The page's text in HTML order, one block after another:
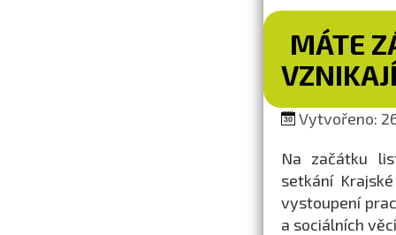
MÁTE
Vytvořeno:
Na začátku
setkání
vystoupení
a sociálních